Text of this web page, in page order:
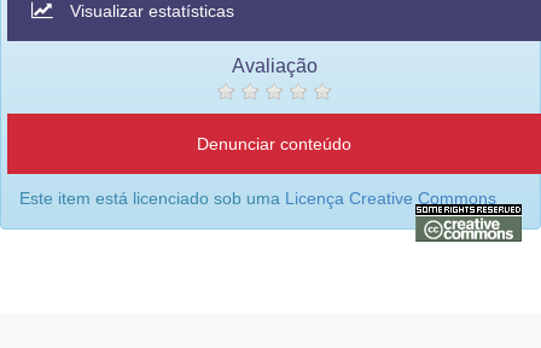
Visualizar estatísticas
Avaliação
Denunciar conteúdo
Este item está licenciado sob uma Licença Creative Commons